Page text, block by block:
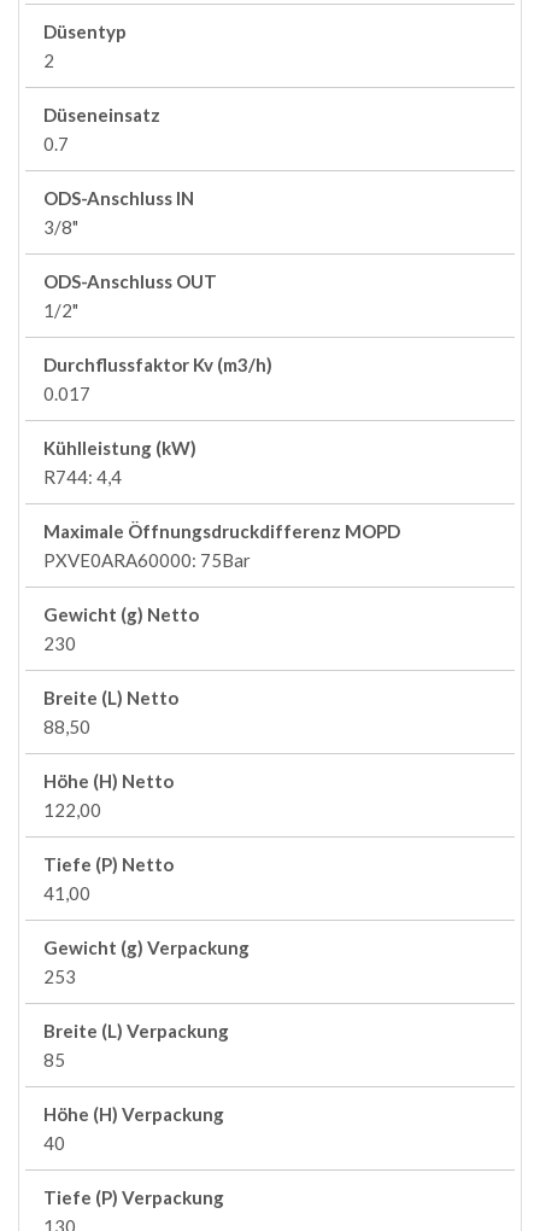
Düsentyp
2
Düseneinsatz
0.7
ODS-Anschluss IN
3/8"
ODS-Anschluss OUT
1/2"
Durchflussfaktor Kv (m3/h)
0.017
Kühlleistung (kW)
R744: 4,4
Maximale Öffnungsdruckdifferenz MOPD
PXVE0ARA60000: 75Bar
Gewicht (g) Netto
230
Breite (L) Netto
88,50
Höhe (H) Netto
122,00
Tiefe (P) Netto
41,00
Gewicht (g) Verpackung
253
Breite (L) Verpackung
85
Höhe (H) Verpackung
40
Tiefe (P) Verpackung
130